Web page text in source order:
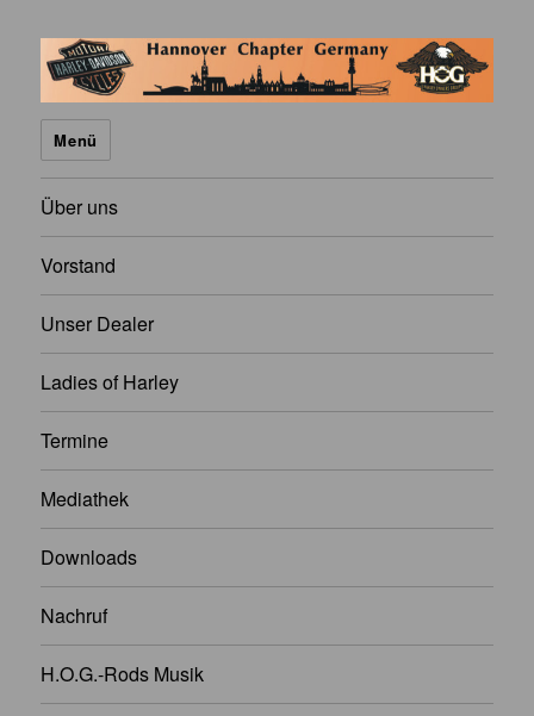
H.O.G. Hannover Chapter
Menü
Über uns
Vorstand
Unser Dealer
Ladies of Harley
Termine
Mediathek
Downloads
Nachruf
H.O.G.-Rods Musik